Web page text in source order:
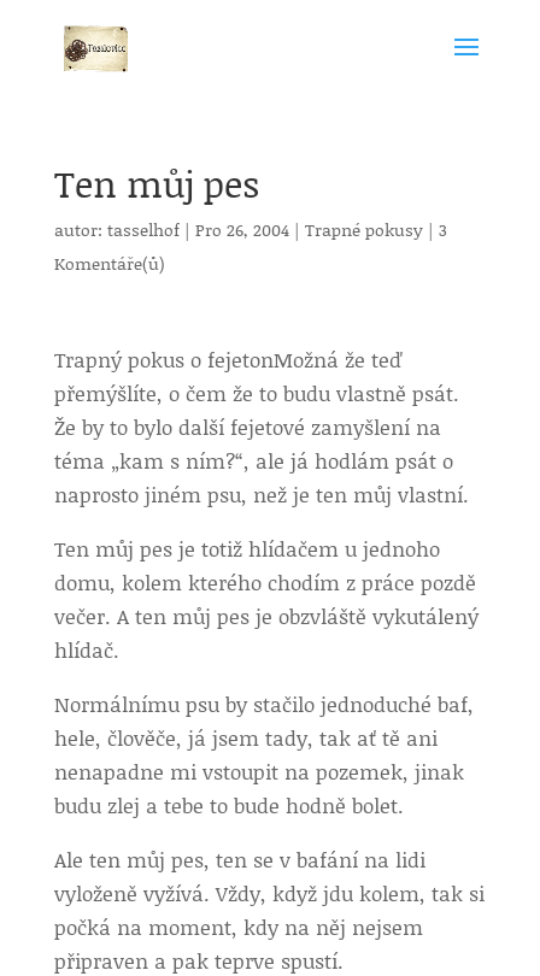
Ten můj pes
autor: tasselhof| Pro 26, 2004| Trapné pokusy| 3
Komentáře(ů)
Trapný pokus o fejetonMožná že teď
přemýšlíte, o čem že to budu vlastně psát.
Že by to bylo další fejetové zamyšlení na
téma „kam s ním?“, ale já hodlám psát o
naprosto jiném psu, než je ten můj vlastní.
Ten můj pes je totiž hlídačem u jednoho
domu, kolem kterého chodím z práce pozdě
večer. A ten můj pes je obzvláště vykutálený
hlídač.
Normálnímu psu by stačilo jednoduché baf,
hele, člověče, já jsem tady, tak ať tě ani
nenapadne mi vstoupit na pozemek, jinak
budu zlej a tebe to bude hodně bolet.
Ale ten můj pes, ten se v bafání na lidi
vyloženě vyžívá. Vždy, když jdu kolem, tak si
počká na moment, kdy na něj nejsem
připraven a pak teprve spustí.